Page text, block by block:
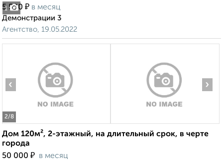
1
5 500 ₽ в месяц
Демонстрации 3
Агентство, 19.05.2022
2/8
‹ ›
Дом 120м², 2-этажный, на длительный срок, в черте
города
50 000 ₽ в месяц